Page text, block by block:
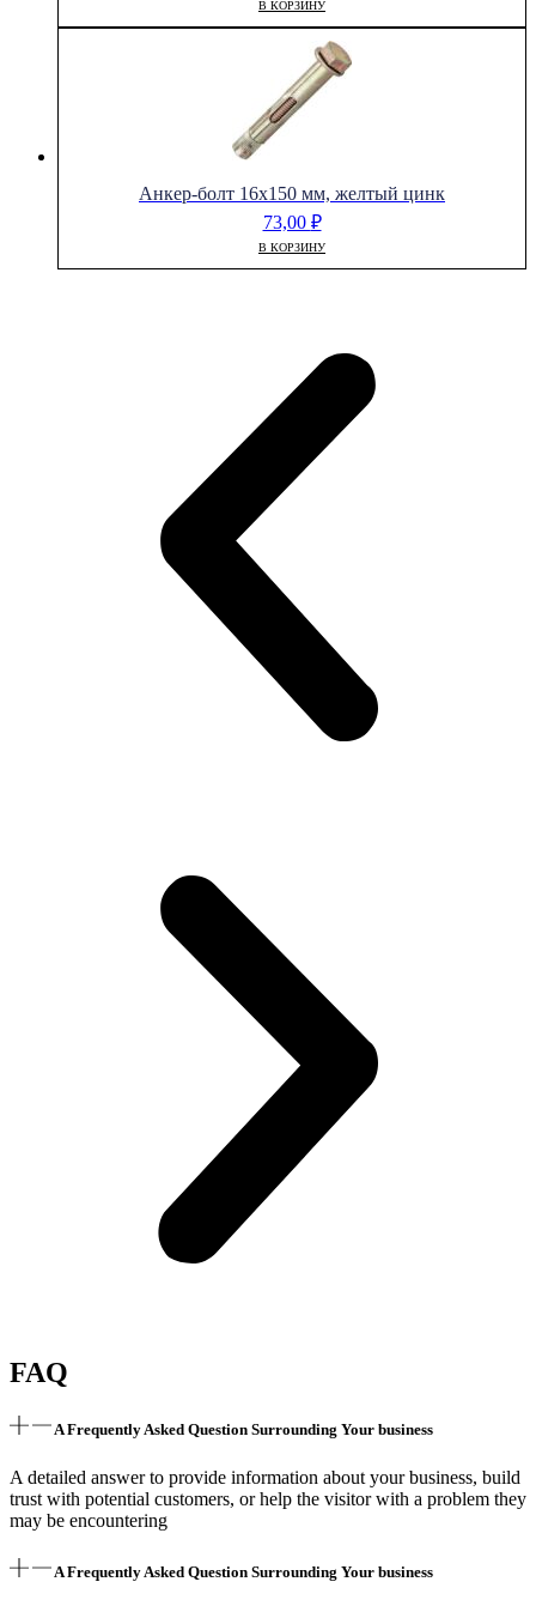
В КОРЗИНУ
Анкер-болт 16х150 мм, желтый цинк
73,00 ₽
В КОРЗИНУ
FAQ
A Frequently Asked Question Surrounding Your business
A detailed answer to provide information about your business, build
trust with potential customers, or help the visitor with a problem they
may be encountering
A Frequently Asked Question Surrounding Your business